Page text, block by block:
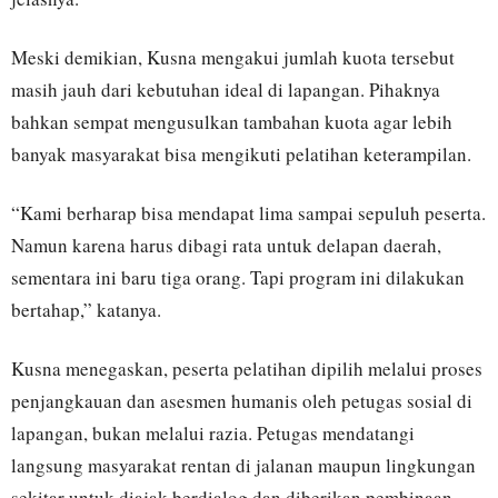
Meski demikian, Kusna mengakui jumlah kuota tersebut
masih jauh dari kebutuhan ideal di lapangan. Pihaknya
bahkan sempat mengusulkan tambahan kuota agar lebih
banyak masyarakat bisa mengikuti pelatihan keterampilan.
“Kami berharap bisa mendapat lima sampai sepuluh peserta.
Namun karena harus dibagi rata untuk delapan daerah,
sementara ini baru tiga orang. Tapi program ini dilakukan
bertahap,” katanya.
Kusna menegaskan, peserta pelatihan dipilih melalui proses
penjangkauan dan asesmen humanis oleh petugas sosial di
lapangan, bukan melalui razia. Petugas mendatangi
langsung masyarakat rentan di jalanan maupun lingkungan